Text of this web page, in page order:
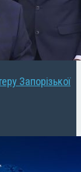
Запорізької